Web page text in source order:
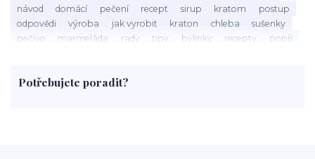
návod
domácí pečení recept sirup kratom
postup
odpovědi
výroba jak vyrobit kraton chleba
sušenky
pečivo
marmeláda rady tipy bylinky recepty
popis
rohlíky
grilování čaj
Potřebujete poradit?